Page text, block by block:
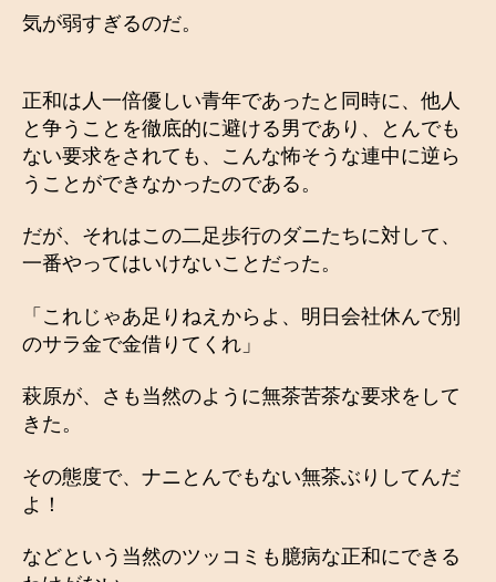
気が弱すぎるのだ。
正和は人一倍優しい青年であったと同時に、他人
と争うことを徹底的に避ける男であり、とんでも
ない要求をされても、こんな怖そうな連中に逆ら
うことができなかったのである。
だが、それはこの二足歩行のダニたちに対して、
一番やってはいけないことだった。
「これじゃあ足りねえからよ、明日会社休んで別
のサラ金で金借りてくれ」
萩原が、さも当然のように無茶苦茶な要求をして
きた。
その態度で、ナニとんでもない無茶ぶりしてんだ
よ！
などという当然のツッコミも臆病な正和にできる